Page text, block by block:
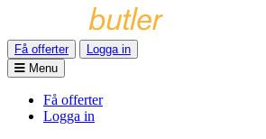
Få offerter
Logga in
Menu
Få offerter
Logga in